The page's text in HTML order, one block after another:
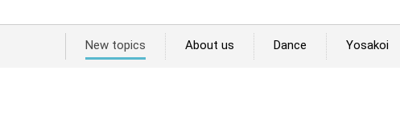
New topics About us Dance Yosakoi